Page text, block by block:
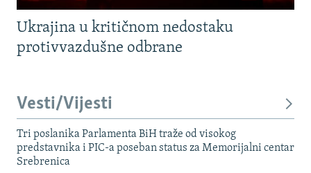
Ukrajina u kritičnom nedostaku
protivvazdušne odbrane
Vesti/Vijesti
Tri poslanika Parlamenta BiH traže od visokog
predstavnika i PIC-a poseban status za Memorijalni centar
Srebrenica